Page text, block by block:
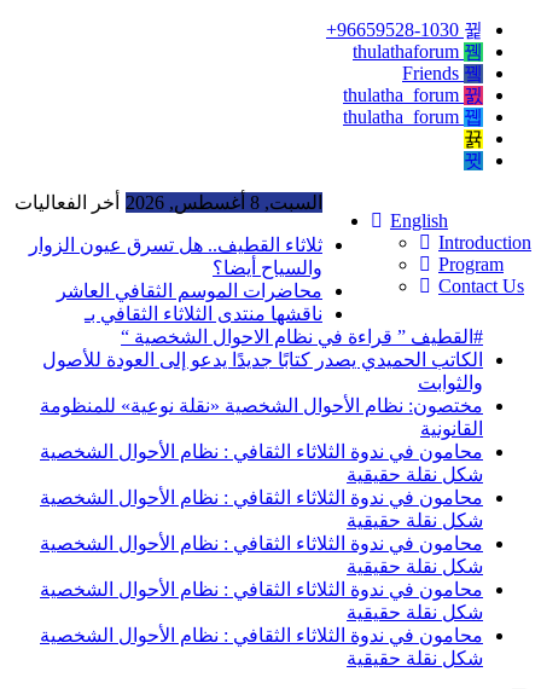
English
Introduction
Program
Contact Us
السبت, 8 أغسطس, 2026 أخر الفعاليات
ثلاثاء القطيف.. هل تسرق عيون الزوار
والسياح أيضا؟
محاضرات الموسم الثقافي العاشر
ناقشها منتدى الثلاثاء الثقافي بـ
#القطيف ” قراءة في نظام الاحوال الشخصية “
الكاتب الحميدي يصدر كتابًا جديدًا يدعو إلى العودة للأصول
والثوابت
مختصون: نظام الأحوال الشخصية «نقلة نوعية» للمنظومة
القانونية
محامون في ندوة الثلاثاء الثقافي : نظام الأحوال الشخصية
شكل نقلة حقيقية
محامون في ندوة الثلاثاء الثقافي : نظام الأحوال الشخصية
شكل نقلة حقيقية
محامون في ندوة الثلاثاء الثقافي : نظام الأحوال الشخصية
شكل نقلة حقيقية
محامون في ندوة الثلاثاء الثقافي : نظام الأحوال الشخصية
شكل نقلة حقيقية
محامون في ندوة الثلاثاء الثقافي : نظام الأحوال الشخصية
شكل نقلة حقيقية